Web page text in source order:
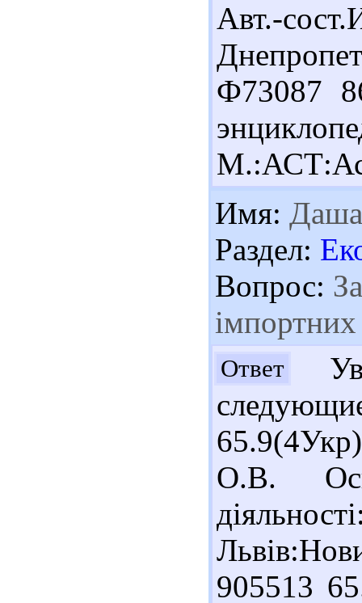
Авт.-
Ф73087
Имя: Даша
Раздел:
Вопрос:
Ответ
О.В.
905513